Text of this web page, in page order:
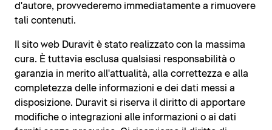
d'autore, provvederemo immediatamente a rimuovere
tali contenuti.
Il sito web Duravit è stato realizzato con la massima
cura. È tuttavia esclusa qualsiasi responsabilità o
garanzia in merito all'attualità, alla correttezza e alla
completezza delle informazioni e dei dati messi a
disposizione. Duravit si riserva il diritto di apportare
modifiche o integrazioni alle informazioni o ai dati